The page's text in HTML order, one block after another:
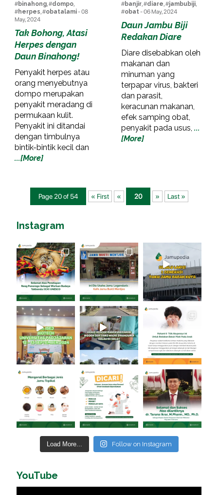
#binahong, #dompo,
#herpes, #obatalami- 08
May, 2024
Tak Bohong, Atasi
Herpes dengan
Daun Binahong!
Penyakit herpes atau
orang menyebutnya
dompo merupakan
penyakit meradang di
permukaan kulit.
Penyakit ini ditandai
dengan timbulnya
bintik-bintik kecil dan
...[More]
#banjir, #diare, #jambubiji,
#obat- 06 May, 2024
Daun Jambu Biji
Redakan Diare
Diare disebabkan oleh
makanan dan
minuman yang
terpapar virus, bakteri
dan parasit,
keracunan makanan,
efek samping obat,
penyakit pada usus, ...
[More]
Page 20 of 54 « First « 20 » Last »
Instagram
Load More... Follow on Instagram
YouTube